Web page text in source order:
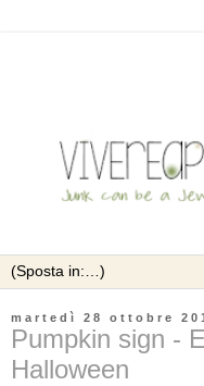
martedì 28 ottobre
Pumpkin sign -
Halloween